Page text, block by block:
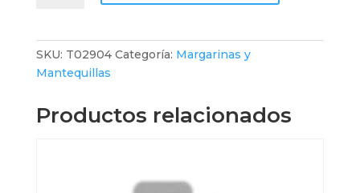
cantidad
SKU: T02904 Categoría: Margarinas y
Mantequillas
Productos relacionados